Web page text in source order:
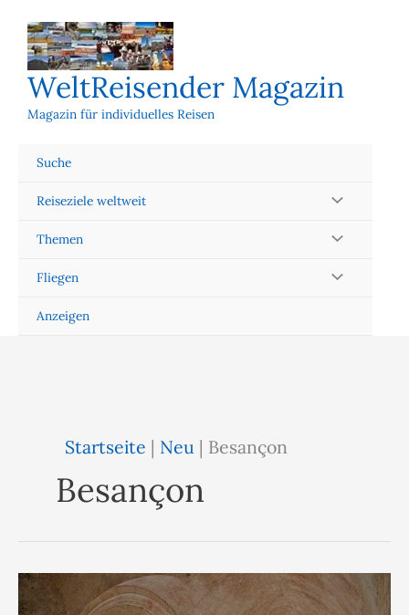
Inhalt
springen
WeltReisender Magazin
Magazin für individuelles Reisen
Suche
Reiseziele weltweit
Themen
Fliegen
Anzeigen
Startseite | Neu | Besançon
Besançon